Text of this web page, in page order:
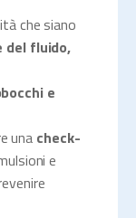
che siano
del fluido,
e
una check-
e